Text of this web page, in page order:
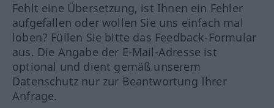
Fehlt eine Übersetzung, ist Ihnen ein Fehler
aufgefallen oder wollen Sie uns einfach mal
loben? Füllen Sie bitte das Feedback-Formular
aus. Die Angabe der E-Mail-Adresse ist
optional und dient gemäß unserem
Datenschutz nur zur Beantwortung Ihrer
Anfrage.